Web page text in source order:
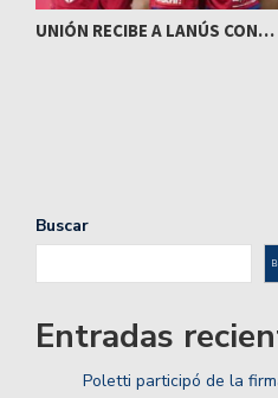
UNIÓN RECIBE A LANÚS CON…
Buscar
Entradas
Poletti participó de la